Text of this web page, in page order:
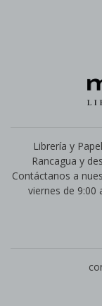
Librería y
Rancagua y
Contáctanos a
viernes de 9:00